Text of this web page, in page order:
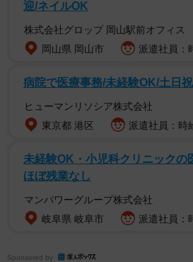
撮影／武田敏将 ヘアメイク／
スタイリング／毛塚由恵
迎/ネイルOK
株式会社グロップ 岡山駅前オフィス
岡山県 岡山市
派遣社員：
病院で医療事務/未経験OK/土日
ヒューマンリソシア株式会社
東京都 港区
派遣社員：時
未経験OK・小児科クリニックの
ほぼ残業なし
マンパワーグループ株式会社
岐阜県 岐阜市
派遣社員：
Sponsored by